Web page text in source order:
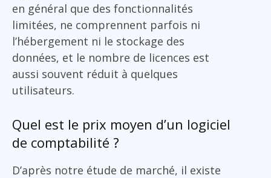
en général que des fonctionnalités
limitées, ne comprennent parfois ni
l’hébergement ni le stockage des
données, et le nombre de licences est
aussi souvent réduit à quelques
utilisateurs.
Quel est le prix moyen d’un logiciel
de comptabilité ?
D’après notre étude de marché, il existe